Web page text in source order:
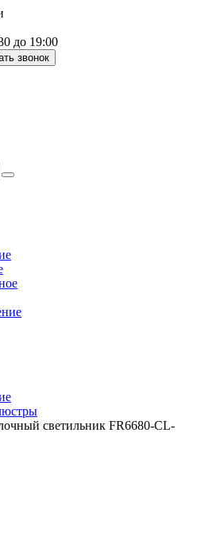
до 19:00
звонок
светильник FR6680-CL-